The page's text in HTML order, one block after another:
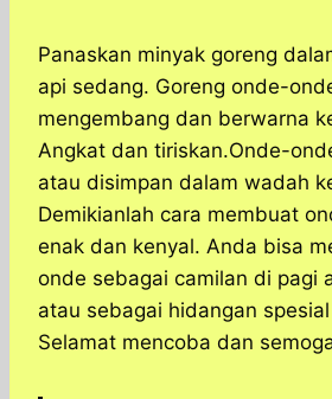
Panaskan minyak goreng
api sedang. Goreng onde-
mengembang dan berwarna
Angkat dan tiriskan.Onde-
atau disimpan dalam wadah
Demikianlah cara membuat
enak dan kenyal. Anda bisa
onde sebagai camilan di pagi
atau sebagai hidangan
Selamat mencoba dan